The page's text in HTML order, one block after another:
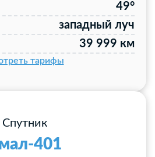
49°
западный луч
39 999 км
тарифы
Спутник
401